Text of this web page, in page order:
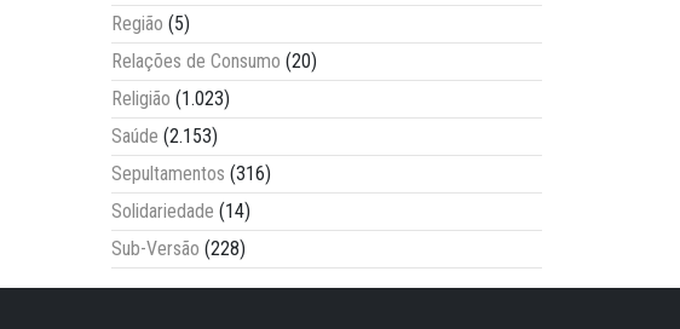
Região (5)
Relações de Consumo (20)
Religião (1.023)
Saúde (2.153)
Sepultamentos (316)
Solidariedade (14)
Sub-Versão (228)